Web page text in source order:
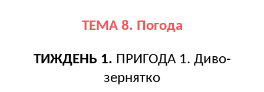
ТЕМА 8. Погода
ТИЖДЕНЬ 1. ПРИГОДА 1. Диво-
зернятко